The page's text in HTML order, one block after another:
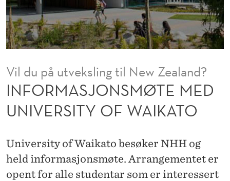
M
Ø
T
E
M
E
D
U
N
Vil du på utveksling til New Zealand?
INFORMASJONSMØTE MED
UNIVERSITY OF WAIKATO
University of Waikato besøker NHH og
held informasjonsmøte. Arrangementet er
opent for alle studentar som er interessert